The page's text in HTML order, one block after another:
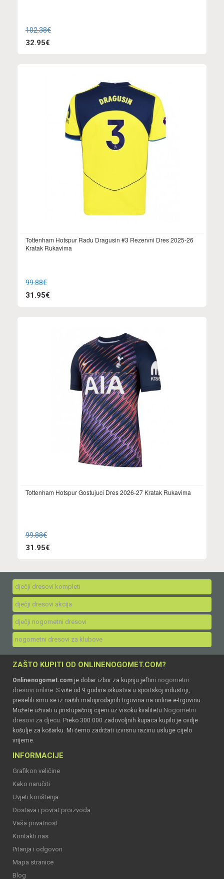
102.38€
32.95€
Tottenham Hotspur Radu Dragusin #3 Rezervni Dres 2025-26
Kratak Rukavima
99.88€
31.95€
Tottenham Hotspur Gostujuci Dres 2026-27 Kratak Rukavima
99.88€
31.95€
dječji dresovi kompleti
dječji dresovi akcija
dječji nogometni dresovi
nogometni dresovi za klubove
ZAŠTO KUPITI OD ONLINENOGOMET.COM?
Onlinenogomet.com je dobar izbor za kupnju jeftini nogometni
dresovi online. S više od 9 godina iskustva u sportskoj industriji,
preselili smo se iz naših maloprodajnih trgovina na online e-trgovinu.
Možete uživati u pristupačnoj cijeni uz visoku kvalitetu Nogometni
dresovi za djecu. Preko 300.000 zadovoljnih kupaca kupilo je ovdje
košulje za košarku. Mi ćemo zadržati izvrsnu razinu usluge cijelo
vrijeme.
INFORMACIJE
Grafikon veličine
Kako naručiti
Uvjeti korištenja
Dostava i povrat proizvoda
Vaša privatnost
Kontakti nas
Pitanja i odgovori
Mapa stranice
Blog